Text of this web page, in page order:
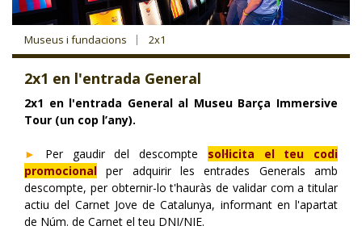
CJ INTERNACIONAL
CJ LOCAL
T'INTERESSA #SOMJOVES
Museus i fundacions 2x1
2x1 en l'entrada General
2x1 en l'entrada General al Museu Barça Immersive
Tour (un cop l’any).
► Per gaudir del descompte sol·licita el teu codi
promocional per adquirir les entrades Generals amb
descompte, per obternir-lo t'hauràs de validar com a titular
actiu del Carnet Jove de Catalunya, informant en l'apartat
de Núm. de Carnet el teu DNI/NIE.